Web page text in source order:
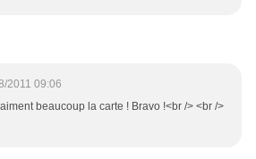
2011 09:06
beaucoup la carte ! Bravo !<br /> <br />